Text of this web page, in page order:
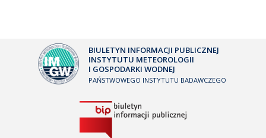
BIULETYN INFORMACJI PUBLICZNEJ
INSTYTUTU METEOROLOGII
I GOSPODARKI WODNEJ
PAŃSTWOWEGO INSTYTUTU BADAWCZEGO